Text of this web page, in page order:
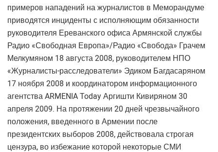
примеров нападений на журналистов в Меморандуме
приводятся инциденты с исполняющим обязанности
руководителя Ереванского офиса Армянской службы
Радио «Свободная Европа»/Радио «Свобода» Грачем
Мелкумяном 18 августа 2008, руководителем НПО
«Журналисты-расследователи» Эдиком Багдасаряном
17 ноября 2008 и координатором информационного
агентства ARMENIA Today Аргишти Кивиряном 30
апреля 2009. На протяжении 20 дней чрезвычайного
положения, введенного в Армении после
президентских выборов 2008, действовала строгая
цензура, во избежание которой некоторые СМИ